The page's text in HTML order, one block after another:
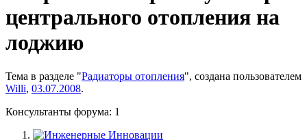
центрального отопления на
лоджию
Тема в разделе "Радиаторы отопления", создана пользователем
Willi, 03.07.2008.
Консультанты форума: 1